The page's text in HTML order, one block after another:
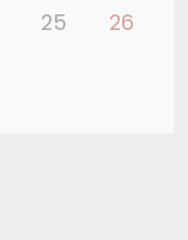
25 26